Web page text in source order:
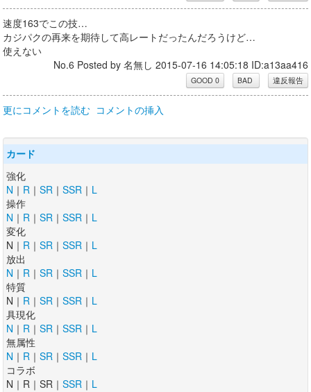
速度163でこの技…
カジパクの再来を期待して高レートだったんだろうけど…
使えない
No.6 Posted by 名無し 2015-07-16 14:05:18 ID:a13aa416
更にコメントを読む コメントの挿入
カード
強化
N ｜ R ｜ SR ｜ SSR ｜ L
操作
N ｜ R ｜ SR ｜ SSR ｜ L
変化
N｜ R ｜ SR ｜ SSR ｜ L
放出
N ｜ R ｜ SR ｜ SSR ｜ L
特質
N｜ R ｜ SR ｜ SSR ｜ L
具現化
N ｜ R ｜ SR ｜ SSR ｜ L
無属性
N ｜ R ｜ SR ｜ SSR ｜ L
コラボ
N｜R｜SR｜ SSR ｜ L